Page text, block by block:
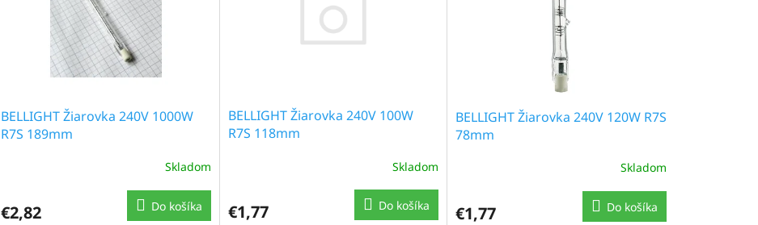
BELLIGHT Žiarovka 240V 1000W
R7S 189mm
Skladom
€2,82 Do košíka
BELLIGHT Žiarovka 240V 100W
R7S 118mm
Skladom
€1,77 Do košíka
BELLIGHT Žiarovka 240V 120W R7S
78mm
Skladom
€1,77 Do košíka